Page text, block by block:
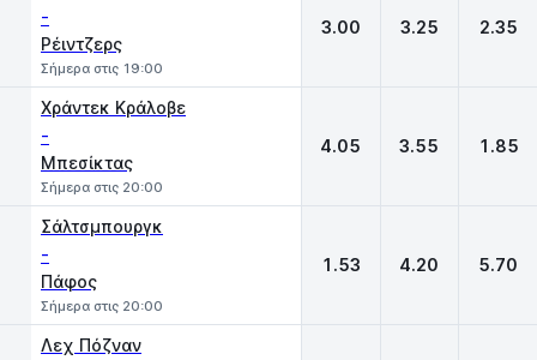
-
Ρέιντζερς
Σήμερα στις 19:00
3.00 3.25 2.35
Χράντεκ Κράλοβε
-
Μπεσίκτας
Σήμερα στις 20:00
4.05 3.55 1.85
Σάλτσμπουργκ
-
Πάφος
Σήμερα στις 20:00
1.53 4.20 5.70
Λεχ Πόζναν